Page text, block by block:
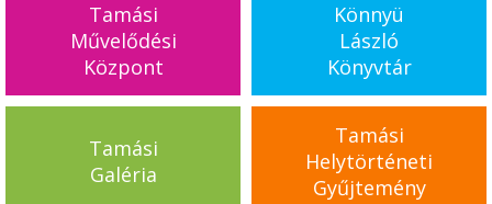
Tamási
Művelődési
Központ
Könnyü
László
Könyvtár
Tamási
Galéria
Tamási
Helytörténeti
Gyűjtemény